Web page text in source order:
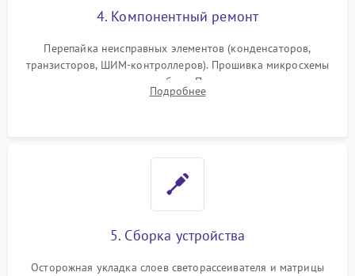
4. Компонентный ремонт
Перепайка неисправных элементов (конденсаторов,
транзисторов, ШИМ-контроллеров). Прошивка микросхемы
памяти при программных сбоях. При поломке подсветки —
разборка матрицы и замена выгоревших светодиодов.
Подробнее
5. Сборка устройства
Осторожная укладка слоев светорассеивателя и матрицы